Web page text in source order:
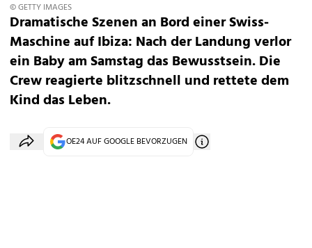
© GETTY IMAGES
Dramatische Szenen an Bord einer Swiss-
Maschine auf Ibiza: Nach der Landung verlor
ein Baby am Samstag das Bewusstsein. Die
Crew reagierte blitzschnell und rettete dem
Kind das Leben.
OE24 AUF GOOGLE BEVORZUGEN